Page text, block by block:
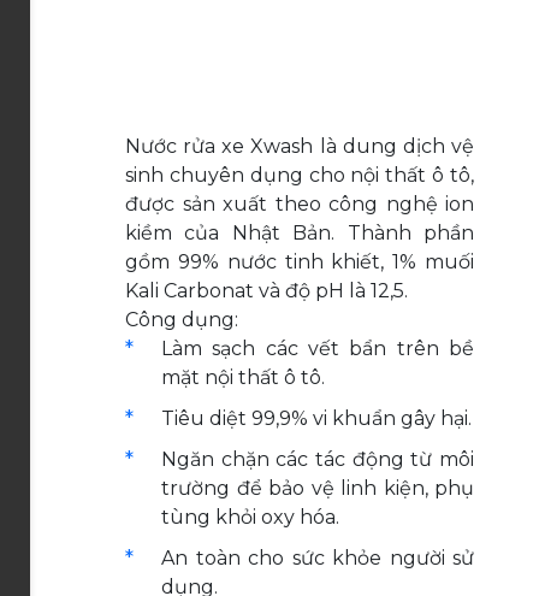
Nước rửa xe Xwash là dung dịch vệ
sinh chuyên dụng cho nội thất ô tô,
được sản xuất theo công nghệ ion
kiềm của Nhật Bản. Thành phần
gồm 99% nước tinh khiết, 1% muối
Kali Carbonat và độ pH là 12,5.
Công dụng:
Làm sạch các vết bẩn trên bề
mặt nội thất ô tô.
Tiêu diệt 99,9% vi khuẩn gây hại.
Ngăn chặn các tác động từ môi
trường để bảo vệ linh kiện, phụ
tùng khỏi oxy hóa.
An toàn cho sức khỏe người sử
dụng.